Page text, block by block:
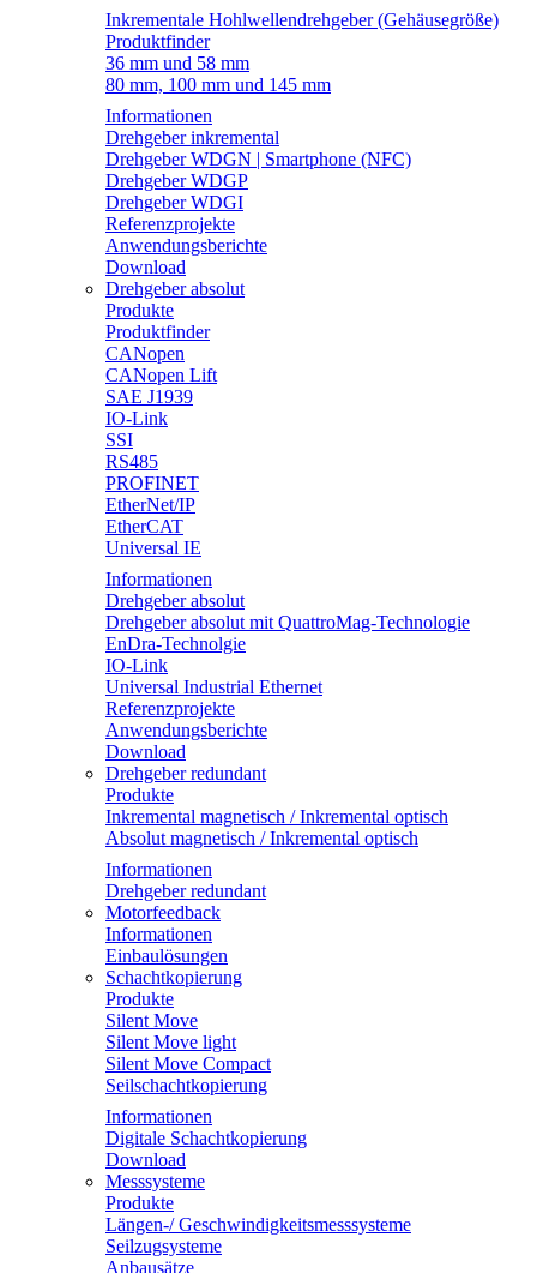
Inkrementale Hohlwellendrehgeber (Gehäusegröße)
Produktfinder
36 mm und 58 mm
80 mm, 100 mm und 145 mm
Informationen
Drehgeber inkremental
Drehgeber WDGN | Smartphone (NFC)
Drehgeber WDGP
Drehgeber WDGI
Referenzprojekte
Anwendungsberichte
Download
Drehgeber absolut
Produkte
Produktfinder
CANopen
CANopen Lift
SAE J1939
IO-Link
SSI
RS485
PROFINET
EtherNet/IP
EtherCAT
Universal IE
Informationen
Drehgeber absolut
Drehgeber absolut mit QuattroMag-Technologie
EnDra-Technolgie
IO-Link
Universal Industrial Ethernet
Referenzprojekte
Anwendungsberichte
Download
Drehgeber redundant
Produkte
Inkremental magnetisch / Inkremental optisch
Absolut magnetisch / Inkremental optisch
Informationen
Drehgeber redundant
Motorfeedback
Informationen
Einbaulösungen
Schachtkopierung
Produkte
Silent Move
Silent Move light
Silent Move Compact
Seilschachtkopierung
Informationen
Digitale Schachtkopierung
Download
Messsysteme
Produkte
Längen-/ Geschwindigkeitsmesssysteme
Seilzugsysteme
Anbausätze